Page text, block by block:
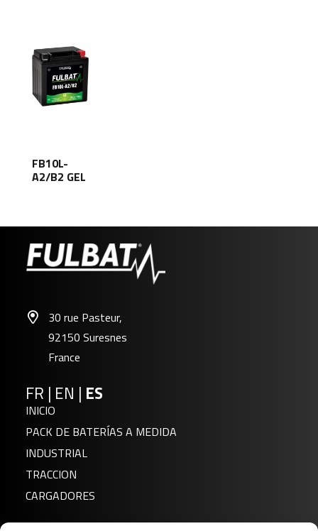
FB10L-
A2/B2 GEL
30 rue Pasteur,
92150 Suresnes
France
FR | EN | ES
INICIO
PACK DE BATERÍAS A MEDIDA
INDUSTRIAL
TRACCION
CARGADORES